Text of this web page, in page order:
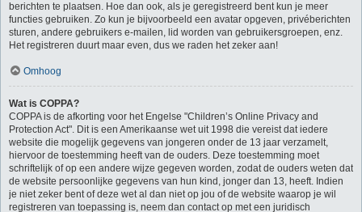
berichten te plaatsen. Hoe dan ook, als je geregistreerd bent kun je meer
functies gebruiken. Zo kun je bijvoorbeeld een avatar opgeven, privéberichten
sturen, andere gebruikers e-mailen, lid worden van gebruikersgroepen, enz.
Het registreren duurt maar even, dus we raden het zeker aan!
Omhoog
Wat is COPPA?
COPPA is de afkorting voor het Engelse "Children’s Online Privacy and
Protection Act". Dit is een Amerikaanse wet uit 1998 die vereist dat iedere
website die mogelijk gegevens van jongeren onder de 13 jaar verzamelt,
hiervoor de toestemming heeft van de ouders. Deze toestemming moet
schriftelijk of op een andere wijze gegeven worden, zodat de ouders weten dat
de website persoonlijke gegevens van hun kind, jonger dan 13, heeft. Indien
je niet zeker bent of deze wet al dan niet op jou of de website waarop je wil
registreren van toepassing is, neem dan contact op met een juridisch